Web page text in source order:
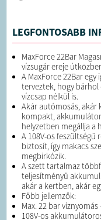
LEGFONTOSABB
MaxForce 22Bar
vízsugár ereje
A MaxForce 22Bar
terveztek, hogy
vízcsap nélkül is.
Akár autómosás, akár
kompakt,
helyzetben megállja a
A 108V-os
biztosít, így makacs
megbirkózik.
A szett tartalmaz
teljesítményű
akár a kertben, akár
Főbb jellemzők:
Max. 22 bar
108V-os